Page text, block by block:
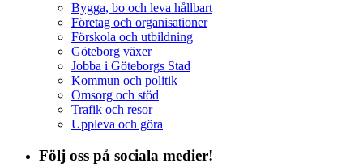
Bygga, bo och leva hållbart
Företag och organisationer
Förskola och utbildning
Göteborg växer
Jobba i Göteborgs Stad
Kommun och politik
Omsorg och stöd
Trafik och resor
Uppleva och göra
Följ oss på sociala medier!